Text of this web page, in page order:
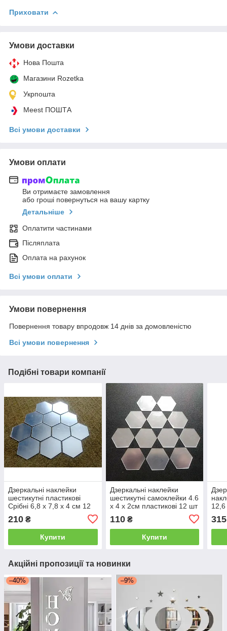
Приховати
Умови доставки
Нова Пошта
Магазини Rozetka
Укрпошта
Meest ПОШТА
Всі умови доставки
Умови оплати
Ви отримаєте замовлення
або гроші повернуться на вашу картку
Детальніше
Оплатити частинами
Післяплата
Оплата на рахунок
Всі умови оплати
Умови повернення
Повернення товару впродовж 14 днів за домовленістю
Всі умови повернення
Подібні товари компанії
Дзеркальні наклейки
шестикутні пластикові
Срібні 6,8 х 7,8 х 4 см 12
210 ₴
Купити
Дзеркальні наклейки
шестикутні самоклейки 4.6
х 4 х 2см пластикові 12 шт
110₴
Купити
315
Акційні пропозиції та новинки
–40% –9%